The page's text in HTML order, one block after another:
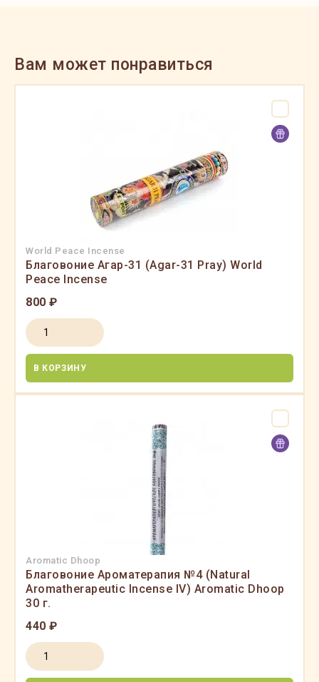
Вам может понравиться
World Peace Incense
Благовоние Агар-31 (Agar-31 Pray) World
Peace Incense
800 ₽
В КОРЗИНУ
Aromatic Dhoop
Благовоние Ароматерапия №4 (Natural
Aromatherapeutic Incense IV) Aromatic Dhoop
30 г.
440 ₽